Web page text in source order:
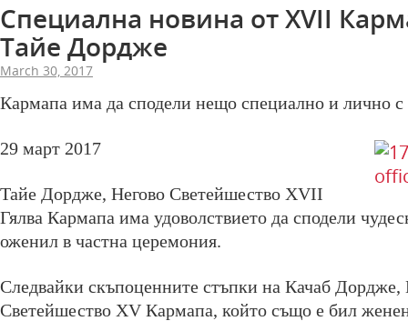
Специална новина от XVII
Тайе Дордже
March 30, 2017
Кармапа има да сподели нещо специално и лично
29 март 2017
Тайе Дордже, Негово Светейшество XVII
Гялва Кармапа има удоволствието да сподели
оженил в частна церемония.
Следвайки скъпоценните стъпки на Качаб Дордже,
Светейшество XV Кармапа, който също е бил